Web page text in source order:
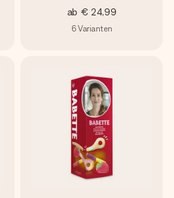
ab € 24,99
6Varianten